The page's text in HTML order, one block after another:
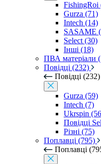
FishingRoi
Gurza (71)
Intech (14)
SASAME
Select (30)
Інші (18)
ПВА матеріали
Повідці (232)
Повідці (232)
Gurza (59)
Intech (7)
Ukrspin
Повідці
Різні (75)
Поплавці (795)
Поплавці